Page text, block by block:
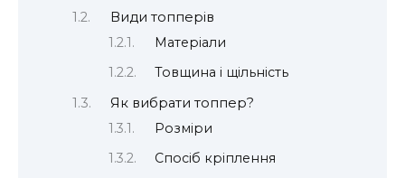
Види топперів
Матеріали
Товщина і щільність
Як вибрати топпер?
Розміри
Спосіб кріплення